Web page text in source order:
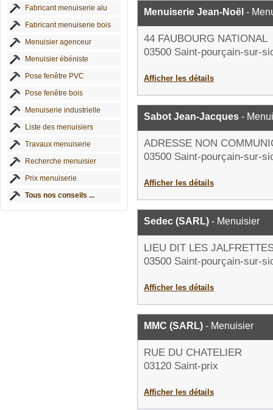
Fabricant menuiserie alu
Fabricant menuiserie bois
Menuisier agenceur
Menuisier ébéniste
Pose fenêtre PVC
Pose fenêtre bois
Menuiserie industrielle
Liste des menuisiers
Travaux menuiserie
Recherche menuisier
Prix menuiserie
Tous nos conseils ...
Menuiserie Jean-Noël -
44 FAUBOURG NATIONAL
03500 Saint-pourçain-sur-
Afficher les détails
Sabot Jean-Jacques -
ADRESSE NON
03500 Saint-pourçain-sur-
Afficher les détails
Sedec (SARL) - Menuisier
LIEU DIT LES
03500 Saint-pourçain-sur-
Afficher les détails
MMC (SARL) - Menuisier
RUE DU CHATELIER
03120 Saint-prix
Afficher les détails